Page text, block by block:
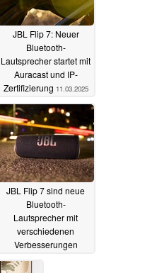
JBL Flip 7: Neuer
Bluetooth-
Lautsprecher startet mit
Auracast und IP-
Zertifizierung 11.03.2025
JBL Flip 7 sind neue
Bluetooth-
Lautsprecher mit
verschiedenen
Verbesserungen
23.02.2025